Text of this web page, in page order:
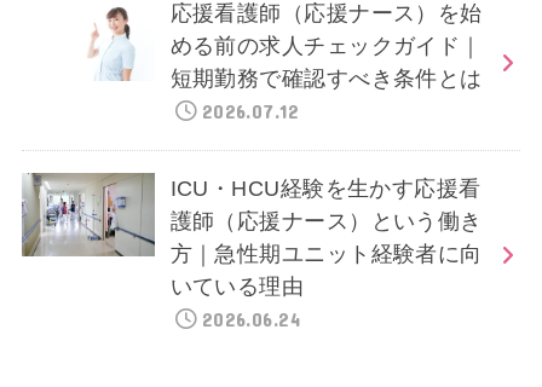
応援看護師（応援ナース）を始
める前の求人チェックガイド｜
短期勤務で確認すべき条件とは
2026.07.12
ICU・HCU経験を生かす応援看
護師（応援ナース）という働き
方｜急性期ユニット経験者に向
いている理由
2026.06.24